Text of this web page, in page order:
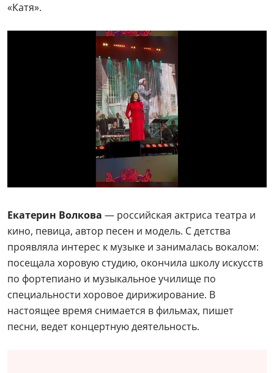
«Катя».
Екатерин Волкова — российская актриса театра и
кино, певица, автор песен и модель. С детства
проявляла интерес к музыке и занималась вокалом:
посещала хоровую студию, окончила школу искусств
по фортепиано и музыкальное училище по
специальности хоровое дирижирование. В
настоящее время снимается в фильмах, пишет
песни, ведет концертную деятельность.